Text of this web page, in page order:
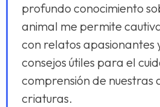
profundo conocimiento
animal me permite
con relatos apasionantes
consejos útiles para el
comprensión de nuestras
criaturas.